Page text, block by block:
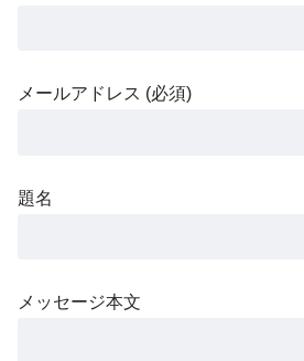
メールアドレス (必須)
題名
メッセージ本文